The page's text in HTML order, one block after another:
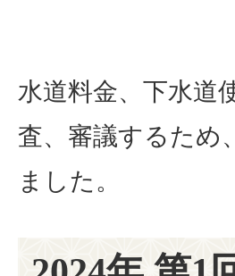
水道料金、下水道
査、審議するため
ました。